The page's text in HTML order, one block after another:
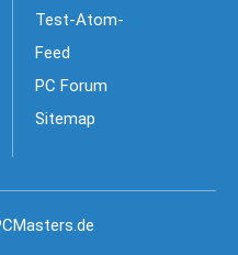
Test-Atom-
Feed
PC Forum
Sitemap